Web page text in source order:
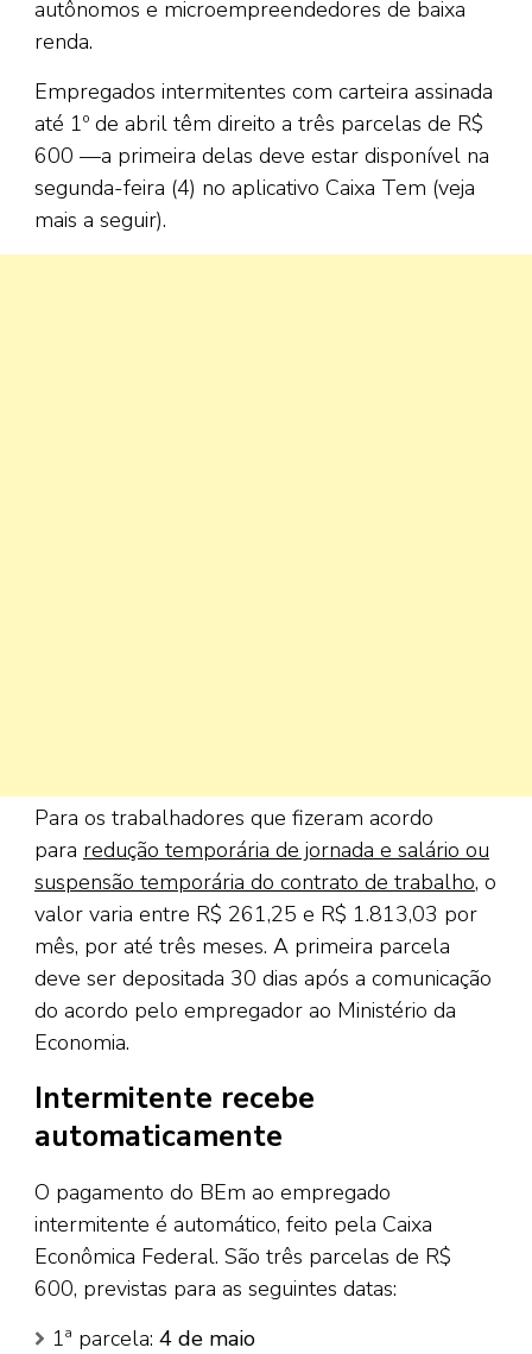
autônomos e microempreendedores de baixa
renda.
Empregados intermitentes com carteira assinada
até 1º de abril têm direito a três parcelas de R$
600 —a primeira delas deve estar disponível na
segunda-feira (4) no aplicativo Caixa Tem (veja
mais a seguir).
Para os trabalhadores que fizeram acordo
para redução temporária de jornada e salário ou
suspensão temporária do contrato de trabalho, o
valor varia entre R$ 261,25 e R$ 1.813,03 por
mês, por até três meses. A primeira parcela
deve ser depositada 30 dias após a comunicação
do acordo pelo empregador ao Ministério da
Economia.
Intermitente recebe
automaticamente
O pagamento do BEm ao empregado
intermitente é automático, feito pela Caixa
Econômica Federal. São três parcelas de R$
600, previstas para as seguintes datas:
1ª parcela: 4 de maio